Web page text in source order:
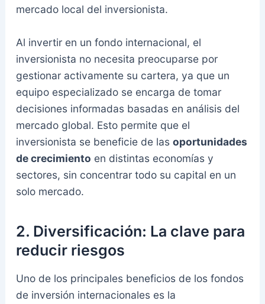
mercado local del inversionista.
Al invertir en un fondo internacional, el
inversionista no necesita preocuparse por
gestionar activamente su cartera, ya que un
equipo especializado se encarga de tomar
decisiones informadas basadas en análisis del
mercado global. Esto permite que el
inversionista se beneficie de las oportunidades
de crecimiento en distintas economías y
sectores, sin concentrar todo su capital en un
solo mercado.
2. Diversificación: La clave para
reducir riesgos
Uno de los principales beneficios de los fondos
de inversión internacionales es la